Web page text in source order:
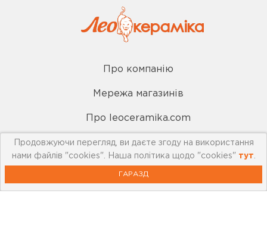
Про компанію
Мережа магазинів
Про leoceramika.com
Робота в Лео Кераміка
Контакти
Продовжуючи перегляд, ви даєте згоду на використання
нами файлів "cookies". Наша політика щодо "cookies" тут
ГАРАЗД